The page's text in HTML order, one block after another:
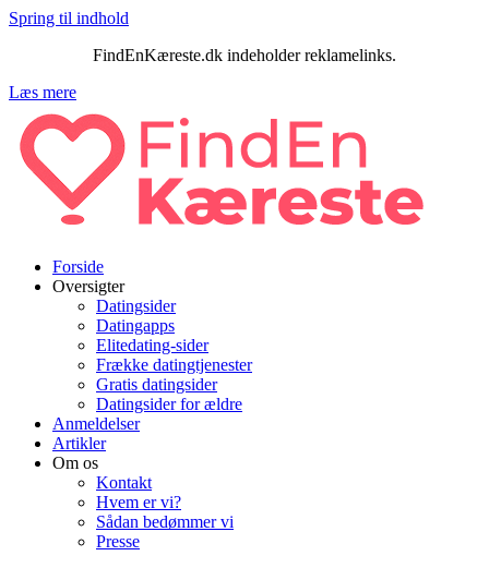
Spring til indhold
FindEnKæreste.dk indeholder reklamelinks.
Læs mere
Forside
Oversigter
Datingsider
Datingapps
Elitedating-sider
Frække datingtjenester
Gratis datingsider
Datingsider for ældre
Anmeldelser
Artikler
Om os
Kontakt
Hvem er vi?
Sådan bedømmer vi
Presse